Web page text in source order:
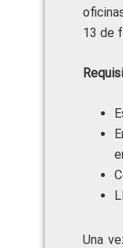
13 de
Una